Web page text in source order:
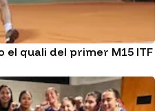
el quali del primer M15 ITF